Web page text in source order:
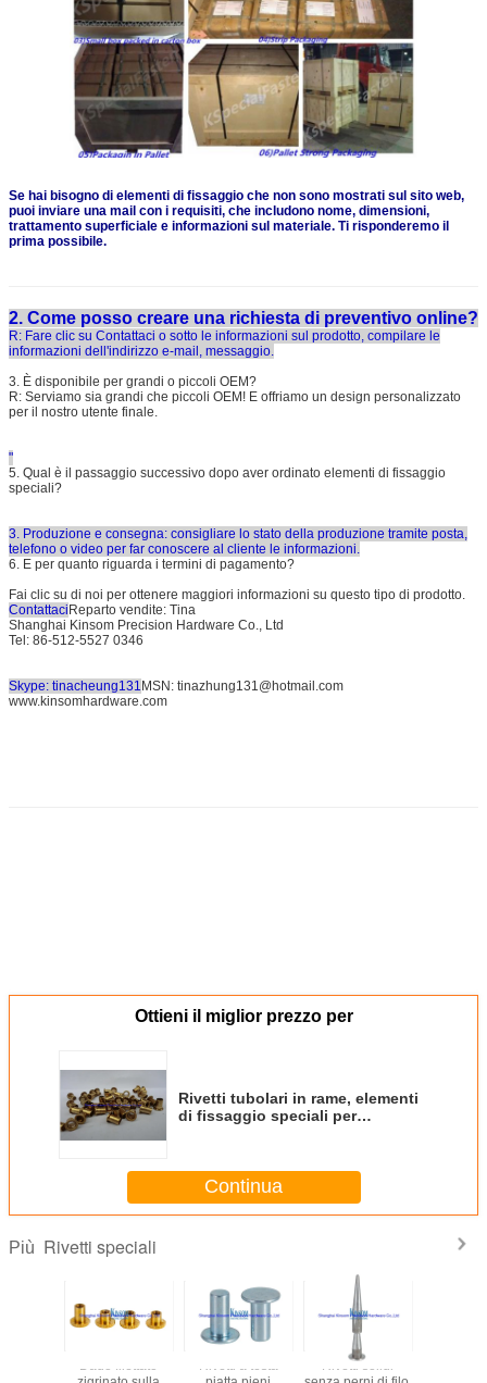
Se hai bisogno di elementi di fissaggio che non sono mostrati sul sito web,
puoi inviare una mail con i requisiti, che includono nome, dimensioni,
trattamento superficiale e informazioni sul materiale. Ti risponderemo il
prima possibile.
2. Come posso creare una richiesta di preventivo online?
R: Fare clic su Contattaci o sotto le informazioni sul prodotto, compilare le
informazioni dell'indirizzo e-mail, messaggio.
3. È disponibile per grandi o piccoli OEM?
R: Serviamo sia grandi che piccoli OEM! E offriamo un design personalizzato
per il nostro utente finale.
"
5. Qual è il passaggio successivo dopo aver ordinato elementi di fissaggio
speciali?
3. Produzione e consegna: consigliare lo stato della produzione tramite posta,
telefono o video per far conoscere al cliente le informazioni.
6. E per quanto riguarda i termini di pagamento?
Fai clic su di noi per ottenere maggiori informazioni su questo tipo di prodotto.
ContattaciReparto vendite: Tina
Shanghai Kinsom Precision Hardware Co., Ltd
Tel: 86-512-5527 0346
Skype: tinacheung131MSN: tinazhung131@hotmail.com
www.kinsomhardware.com
Ottieni il miglior prezzo per
Rivetti tubolari in rame, elementi
di fissaggio speciali per
Continua
Più Rivetti speciali
Dado filettato
Rivetti a testa
Rivetti solidi